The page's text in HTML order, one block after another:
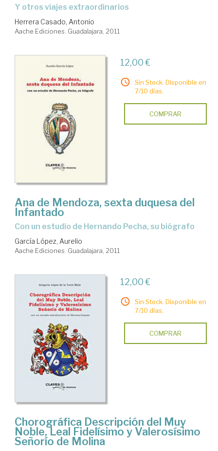
y otros viajes extraordinarios
Herrera Casado, Antonio
Aache Ediciones. Guadalajara, 2011
12,00 €
Sin Stock. Disponible en
7/10 días.
COMPRAR
Ana de Mendoza, sexta duquesa del
Infantado
con un estudio de Hernando Pecha, su biógrafo
García López, Aurelio
Aache Ediciones. Guadalajara, 2011
12,00 €
Sin Stock. Disponible en
7/10 días.
COMPRAR
Chorográfica Descripción del Muy
Noble, Leal Fidelísimo y Valerosísimo
Señorío de Molina